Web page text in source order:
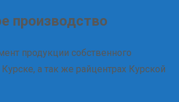
производство
продукции собственного
а так же райцентрах Курской